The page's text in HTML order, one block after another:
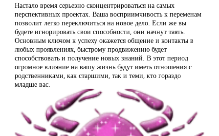
Настало время серьезно сконцентрироваться на самых
перспективных проектах. Ваша восприимчивость к переменам
позволит легко переключиться на новое дело. Если же вы
будете игнорировать свои способности, они начнут таять.
Основным ключом к успеху окажется общение и контакты в
любых проявлениях, быстрому продвижению будет
способствовать и получение новых знаний. В этот период
огромное влияние на вашу жизнь будут иметь отношения с
родственниками, как старшими, так и теми, кто гораздо
младше вас.